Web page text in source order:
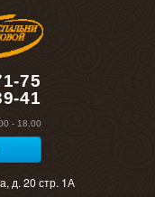
75
41
- 18.00
д. 20 стр. 1А